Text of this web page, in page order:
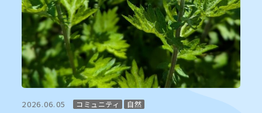
2026.06.05 コミュニティ 自然